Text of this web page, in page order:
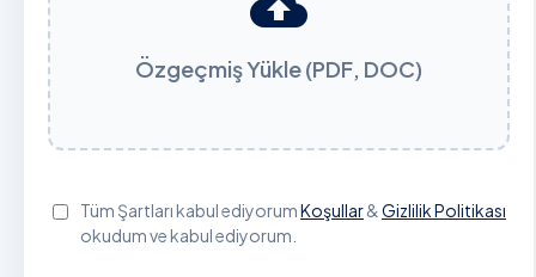
Özgeçmiş Yükle (PDF, DOC)
Tüm Şartları kabul ediyorumKoşullar&Gizlilik Politikası
okudum ve kabul ediyorum.